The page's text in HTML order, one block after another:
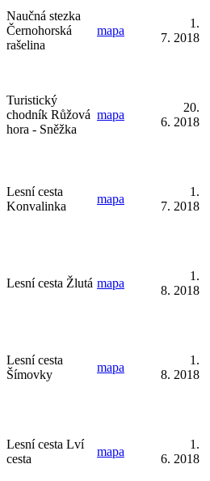
Naučná stezka
Černohorská
rašelina
mapa
1.
7. 2018
Turistický
chodník Růžová
hora - Sněžka
mapa
20.
6. 2018
Lesní cesta
Konvalinka
mapa
1.
7. 2018
Lesní cesta Žlutá mapa
1.
8. 2018
Lesní cesta
Šímovky
mapa
1.
8. 2018
Lesní cesta Lví
cesta
mapa
1.
6. 2018